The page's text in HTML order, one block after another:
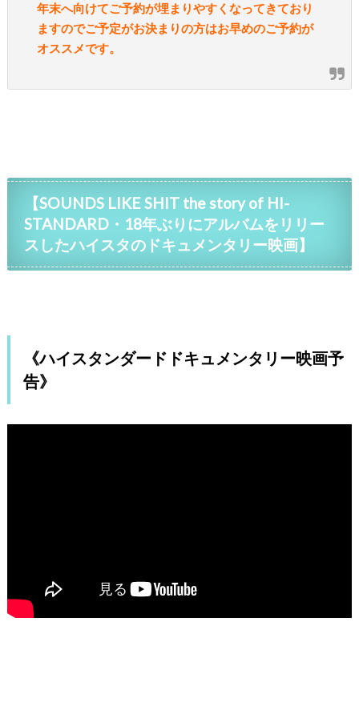
年末へ向けてご予約が埋まりやすくなってきており
ますのでご予定がお決まりの方はお早めのご予約が
オススメです。
【SOUNDS LIKE SHIT the story of HI-
STANDARD・18年ぶりにアルバムをリリー
スしたハイスタのドキュメンタリー映画】
《ハイスタンダードドキュメンタリー映画予
告》